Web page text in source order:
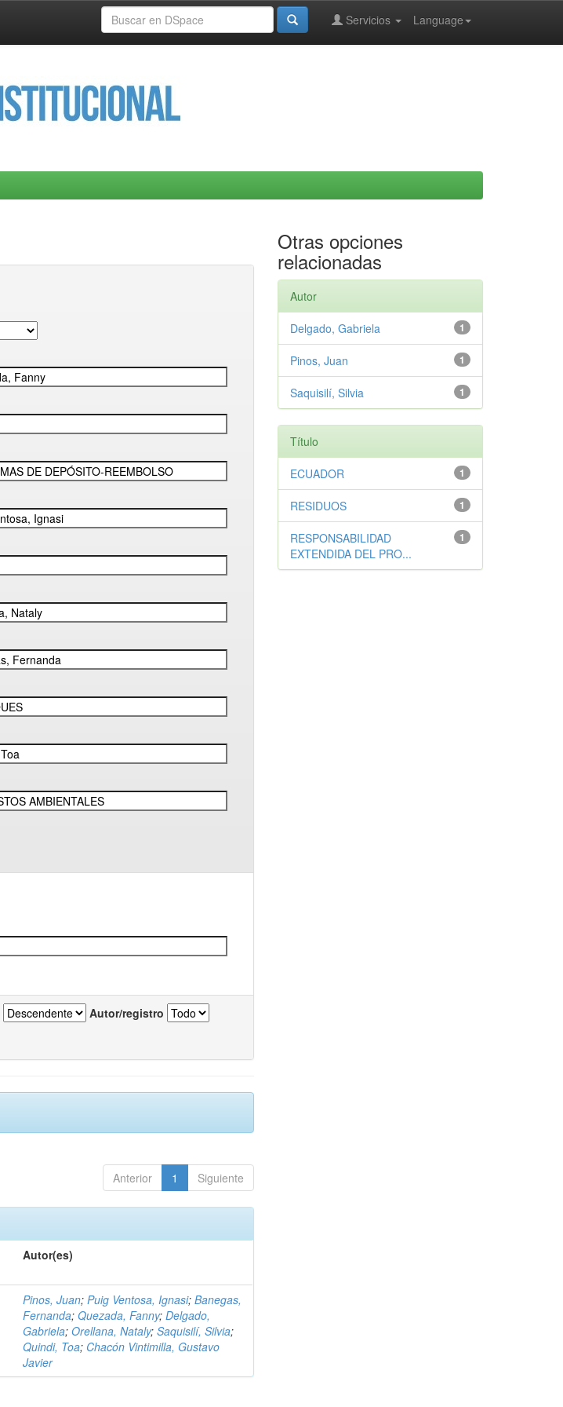
Language
Servicios
Autor/registro
Anterior 1 Siguiente
Autor(es)
Pinos, Juan;Puig Ventosa, Ignasi;Banegas,
Fernanda;Quezada, Fanny;Delgado,
Gabriela;Orellana, Nataly;Saquisilí, Silvia;
Quindi, Toa; Chacón Vintimilla, Gustavo
Javier
Otras opciones
relacionadas
Autor
1
Delgado, Gabriela
1
Pinos, Juan
1
Saquisilí, Silvia
Título
1
ECUADOR
1
RESIDUOS
1
RESPONSABILIDAD
EXTENDIDA DEL PRO...